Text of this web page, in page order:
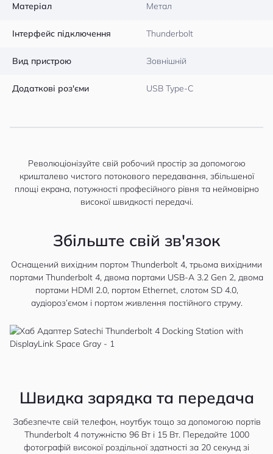
Матеріал Метал
Інтерфейс підключення Thunderbolt
Вид пристрою Зовнішній
Додаткові роз'єми USB Type-C
Революціонізуйте свій робочий простір за допомогою
кришталево чистого потокового передавання, збільшеної
площі екрана, потужності професійного рівня та неймовірно
високої швидкості передачі.
Збільште свій зв'язок
Оснащений вихідним портом Thunderbolt 4, трьома вихідними
портами Thunderbolt 4, двома портами USB-A 3.2 Gen 2, двома
портами HDMI 2.0, портом Ethernet, слотом SD 4.0,
аудіороз’ємом і портом живлення постійного струму.
Швидка зарядка та передача
Забезпечте свій телефон, ноутбук тощо за допомогою портів
Thunderbolt 4 потужністю 96 Вт і 15 Вт. Передайте 1000
фотографій високої роздільної здатності за 20 секунд зі